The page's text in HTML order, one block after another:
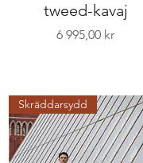
tweed-kavaj
Pris
6 995,00 kr
Skräddarsydd